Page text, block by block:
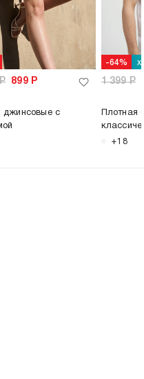
899Р
с
-64%
1 399Р
Плотная
+18